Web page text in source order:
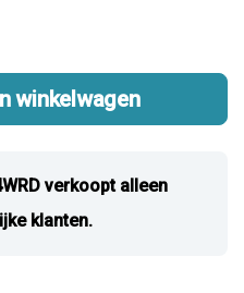
winkelwagen
verkoopt alleen
klanten.